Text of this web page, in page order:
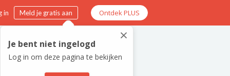
in Meld je gratis aan Ontdek PLUS
×
Je bent niet ingelogd
Log in om deze pagina te bekijken